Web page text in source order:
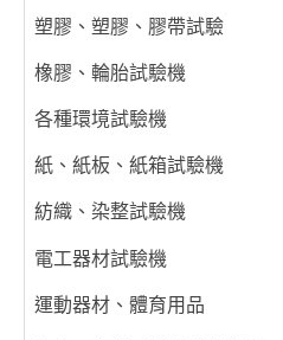
塑膠、塑膠、膠帶試驗
橡膠、輪胎試驗機
各種環境試驗機
紙、紙板、紙箱試驗機
紡織、染整試驗機
電工器材試驗機
運動器材、體育用品